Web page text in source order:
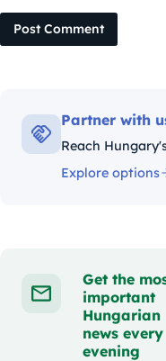
Post Comment
Partner with
Reach
Explore options
Get the
important
Hungarian
news every
evening